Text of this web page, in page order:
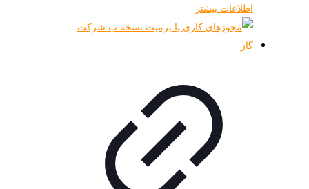
اطلاعات بیشتر